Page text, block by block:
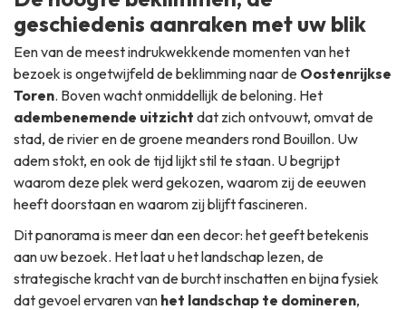
geschiedenis aanraken met uw blik
Een van de meest indrukwekkende momenten van het
bezoek is ongetwijfeld de beklimming naar de Oostenrijkse
Toren. Boven wacht onmiddellijk de beloning. Het
adembenemende uitzicht dat zich ontvouwt, omvat de
stad, de rivier en de groene meanders rond Bouillon. Uw
adem stokt, en ook de tijd lijkt stil te staan. U begrijpt
waarom deze plek werd gekozen, waarom zij de eeuwen
heeft doorstaan en waarom zij blijft fascineren.
Dit panorama is meer dan een decor: het geeft betekenis
aan uw bezoek. Het laat u het landschap lezen, de
strategische kracht van de burcht inschatten en bijna fysiek
dat gevoel ervaren van het landschap te domineren,